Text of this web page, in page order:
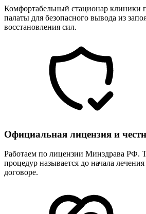
Комфортабельный стационар клиники
палаты для безопасного вывода из
восстановления сил.
Официальная лицензия и
Работаем по лицензии Минздрава РФ.
процедур называется до начала
договоре.